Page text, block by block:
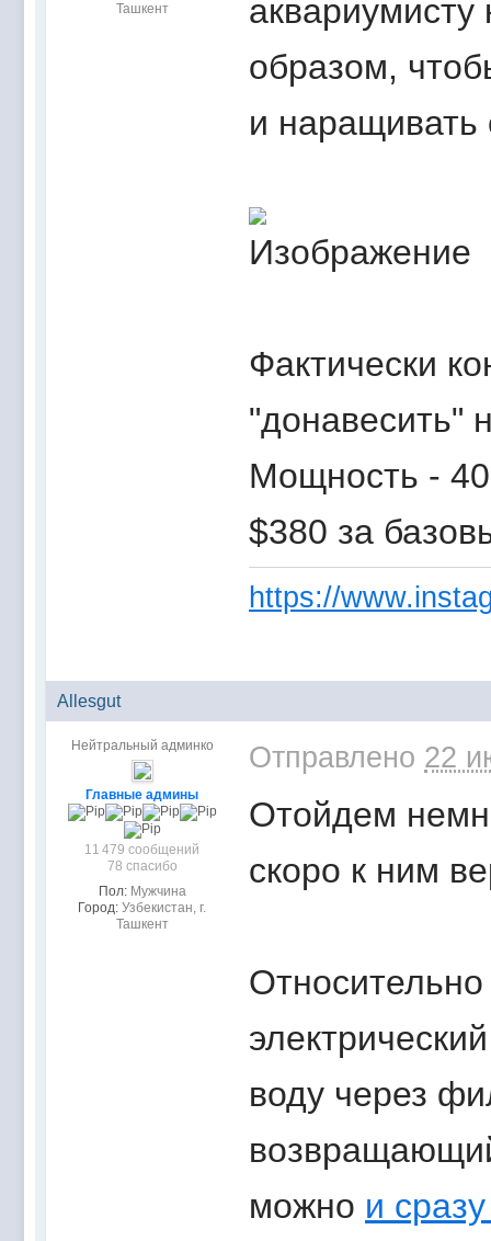
Ташкент
аквариумисту
образом,
и наращивать
Фактически
"донавесить"
Мощность -
$380 за
https://
Allesgut
Нейтральный админко
Главные админы
11 479 сообщений
78 спасибо
Пол: Мужчина
Город: Узбекистан, г.
Ташкент
Отправлено 22
Отойдем
скоро к ним
воду через
можно и